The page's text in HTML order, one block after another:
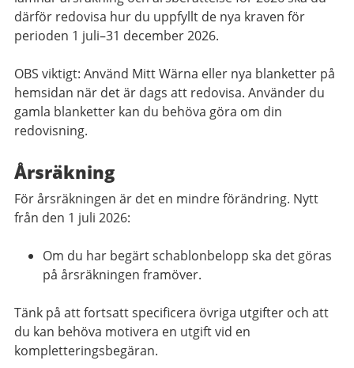
därför redovisa hur du uppfyllt de nya kraven för
perioden 1 juli–31 december 2026.
OBS viktigt: Använd Mitt Wärna eller nya blanketter på
hemsidan när det är dags att redovisa. Använder du
gamla blanketter kan du behöva göra om din
redovisning.
Årsräkning
För årsräkningen är det en mindre förändring. Nytt
från den 1 juli 2026:
Om du har begärt schablonbelopp ska det göras
på årsräkningen framöver.
Tänk på att fortsatt specificera övriga utgifter och att
du kan behöva motivera en utgift vid en
kompletteringsbegäran.